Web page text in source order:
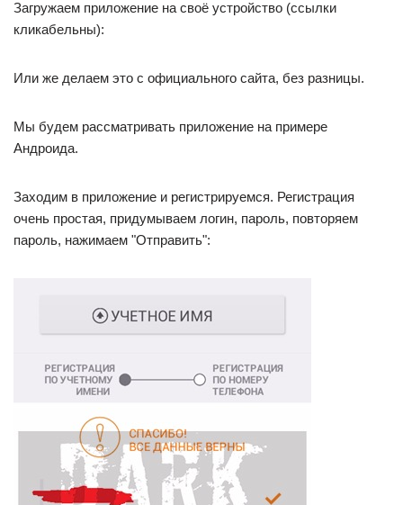
Загружаем приложение на своё устройство (ссылки
кликабельны):
Или же делаем это с официального сайта, без разницы.
Мы будем рассматривать приложение на примере
Андроида.
Заходим в приложение и регистрируемся. Регистрация
очень простая, придумываем логин, пароль, повторяем
пароль, нажимаем "Отправить":